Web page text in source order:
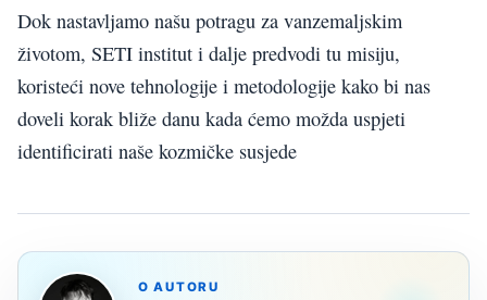
Dok nastavljamo našu potragu za vanzemaljskim
životom, SETI institut i dalje predvodi tu misiju,
koristeći nove tehnologije i metodologije kako bi nas
doveli korak bliže danu kada ćemo možda uspjeti
identificirati naše kozmičke susjede
O AUTORU